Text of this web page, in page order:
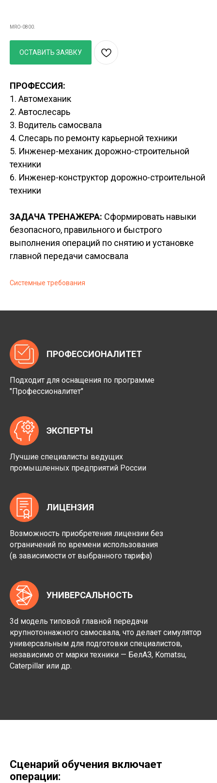
MRO-0800.
ОСТАВИТЬ ЗАЯВКУ
ПРОФЕССИЯ:
1. Автомеханик
2. Автослесарь
3. Водитель самосвала
4. Слесарь по ремонту карьерной техники
5. Инженер-механик дорожно-строительной
техники
6. Инженер-конструктор дорожно-строительной
техники
ЗАДАЧА ТРЕНАЖЕРА: Сформировать навыки
безопасного, правильного и быстрого
выполнения операций по снятию и установке
главной передачи самосвала
Системные требования
ПРОФЕССИОНАЛИТЕТ
Подходит для оснащения по программе
"Профессионалитет"
ЭКСПЕРТЫ
Лучшие специалисты ведущих
промышленных предприятий России
ЛИЦЕНЗИЯ
Возможность приобретения лицензии без
ограничений по времени использования
(в зависимости от выбранного тарифа)
УНИВЕРСАЛЬНОСТЬ
3d модель типовой главной передачи
крупнотоннажного самосвала, что делает симулятор
универсальным для подготовки специалистов,
независимо от марки техники — БелАЗ, Komatsu,
Caterpillar или др.
Сценарий обучения включает
операции: